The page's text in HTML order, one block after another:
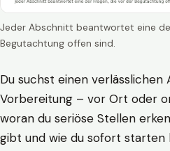
Jeder Abschnitt beantwortet eine
Begutachtung offen sind.
Du suchst einen
Vorbereitung – vor Ort oder
woran du seriöse Stellen
gibt und wie du sofort starten